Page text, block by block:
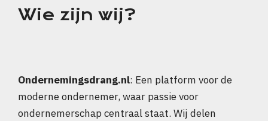
Wie zijn wij?
Ondernemingsdrang.nl: Een platform voor de
moderne ondernemer, waar passie voor
ondernemerschap centraal staat. Wij delen